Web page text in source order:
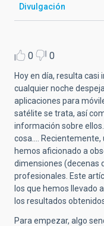
Divulgación
0 0
Hoy en día, resulta
cualquier noche
aplicaciones para
satélite se trata, así
información sobre
cosa…. Recientemente,
hemos aficionado a
dimensiones (decenas
profesionales. Este
los que hemos llevado
los resultados
Para empezar, algo